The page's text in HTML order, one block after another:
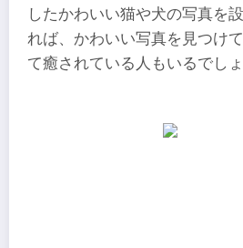
したかわいい猫や犬の写真を
れば、かわいい写真を見つけ
て癒されている人もいるでしょ